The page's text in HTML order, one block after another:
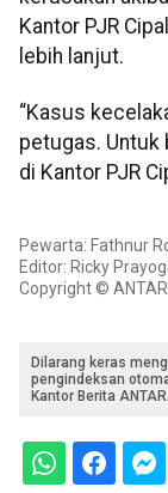
Kantor PJR
lebih lanjut.
“Kasus
petugas. Untuk
di Kantor PJR
Pewarta: Fathnur
Editor: Ricky
Copyright ©
Dilarang keras
pengindeksan
Kantor Berita